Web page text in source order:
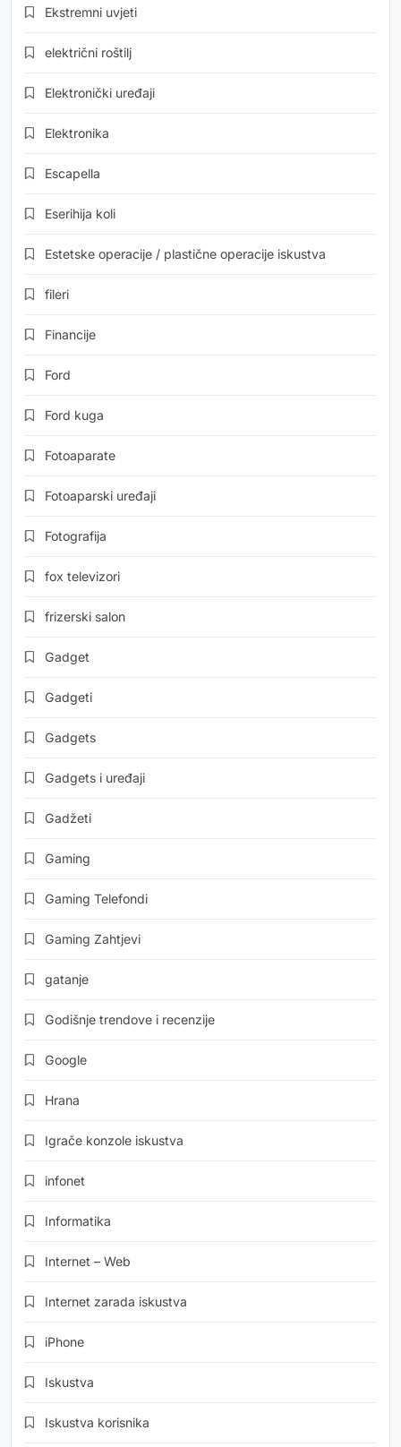
Ekstremni uvjeti
električni roštilj
Elektronički uređaji
Elektronika
Escapella
Eserihija koli
Estetske operacije / plastične operacije iskustva
fileri
Financije
Ford
Ford kuga
Fotoaparate
Fotoaparski uređaji
Fotografija
fox televizori
frizerski salon
Gadget
Gadgeti
Gadgets
Gadgets i uređaji
Gadžeti
Gaming
Gaming Telefondi
Gaming Zahtjevi
gatanje
Godišnje trendove i recenzije
Google
Hrana
Igrače konzole iskustva
infonet
Informatika
Internet – Web
Internet zarada iskustva
iPhone
Iskustva
Iskustva korisnika